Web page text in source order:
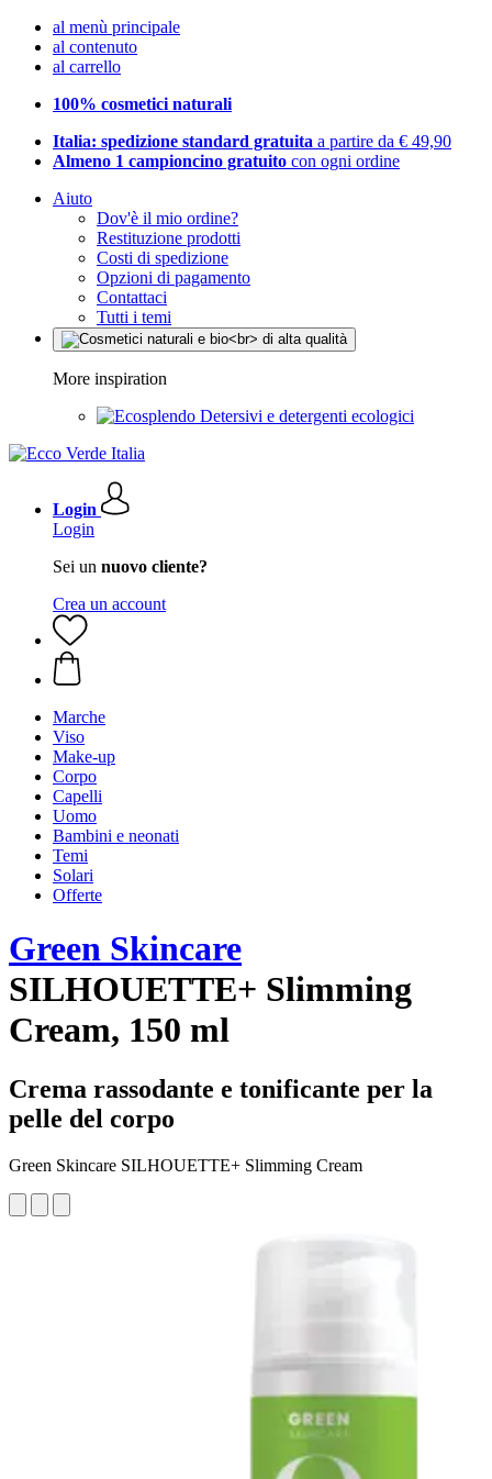
al menù principale
al contenuto
al carrello
100% cosmetici naturali
Italia: spedizione standard gratuita a partire da € 49,90
Almeno 1 campioncino gratuito con ogni ordine
Aiuto
Dov'è il mio ordine?
Restituzione prodotti
Costi di spedizione
Opzioni di pagamento
Contattaci
Tutti i temi
More inspiration
Detersivi e detergenti ecologici
Login
Login
Sei un nuovo cliente?
Crea un account
Marche
Viso
Make-up
Corpo
Capelli
Uomo
Bambini e neonati
Temi
Solari
Offerte
Green Skincare
SILHOUETTE+ Slimming
Cream, 150 ml
Crema rassodante e tonificante per la
pelle del corpo
Green Skincare SILHOUETTE+ Slimming Cream